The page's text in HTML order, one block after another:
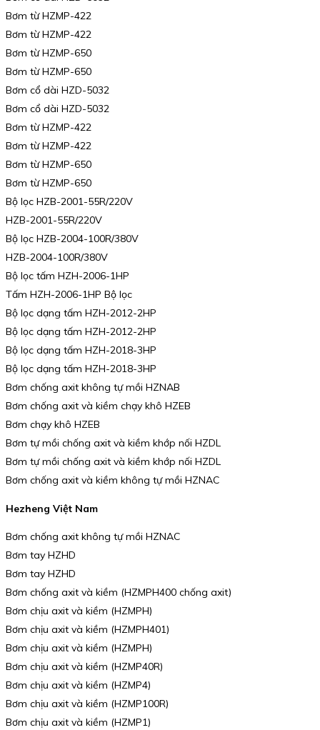
Bơm từ HZMP-422
Bơm từ HZMP-422
Bơm từ HZMP-650
Bơm từ HZMP-650
Bơm cổ dài HZD-5032
Bơm cổ dài HZD-5032
Bơm từ HZMP-422
Bơm từ HZMP-422
Bơm từ HZMP-650
Bơm từ HZMP-650
Bộ lọc HZB-2001-55R/220V
HZB-2001-55R/220V
Bộ lọc HZB-2004-100R/380V
HZB-2004-100R/380V
Bộ lọc tấm HZH-2006-1HP
Tấm HZH-2006-1HP Bộ lọc
Bộ lọc dạng tấm HZH-2012-2HP
Bộ lọc dạng tấm HZH-2012-2HP
Bộ lọc dạng tấm HZH-2018-3HP
Bộ lọc dạng tấm HZH-2018-3HP
Bơm chống axit không tự mồi HZNAB
Bơm chống axit và kiềm chạy khô HZEB
Bơm chạy khô HZEB
Bơm tự mồi chống axit và kiềm khớp nối HZDL
Bơm tự mồi chống axit và kiềm khớp nối HZDL
Bơm chống axit và kiềm không tự mồi HZNAC
Hezheng Việt Nam
Bơm chống axit không tự mồi HZNAC
Bơm tay HZHD
Bơm tay HZHD
Bơm chống axit và kiềm (HZMPH400 chống axit)
Bơm chịu axit và kiềm (HZMPH)
Bơm chịu axit và kiềm (HZMPH401)
Bơm chịu axit và kiềm (HZMPH)
Bơm chịu axit và kiềm (HZMP40R)
Bơm chịu axit và kiềm (HZMP4)
Bơm chịu axit và kiềm (HZMP100R)
Bơm chịu axit và kiềm (HZMP1)